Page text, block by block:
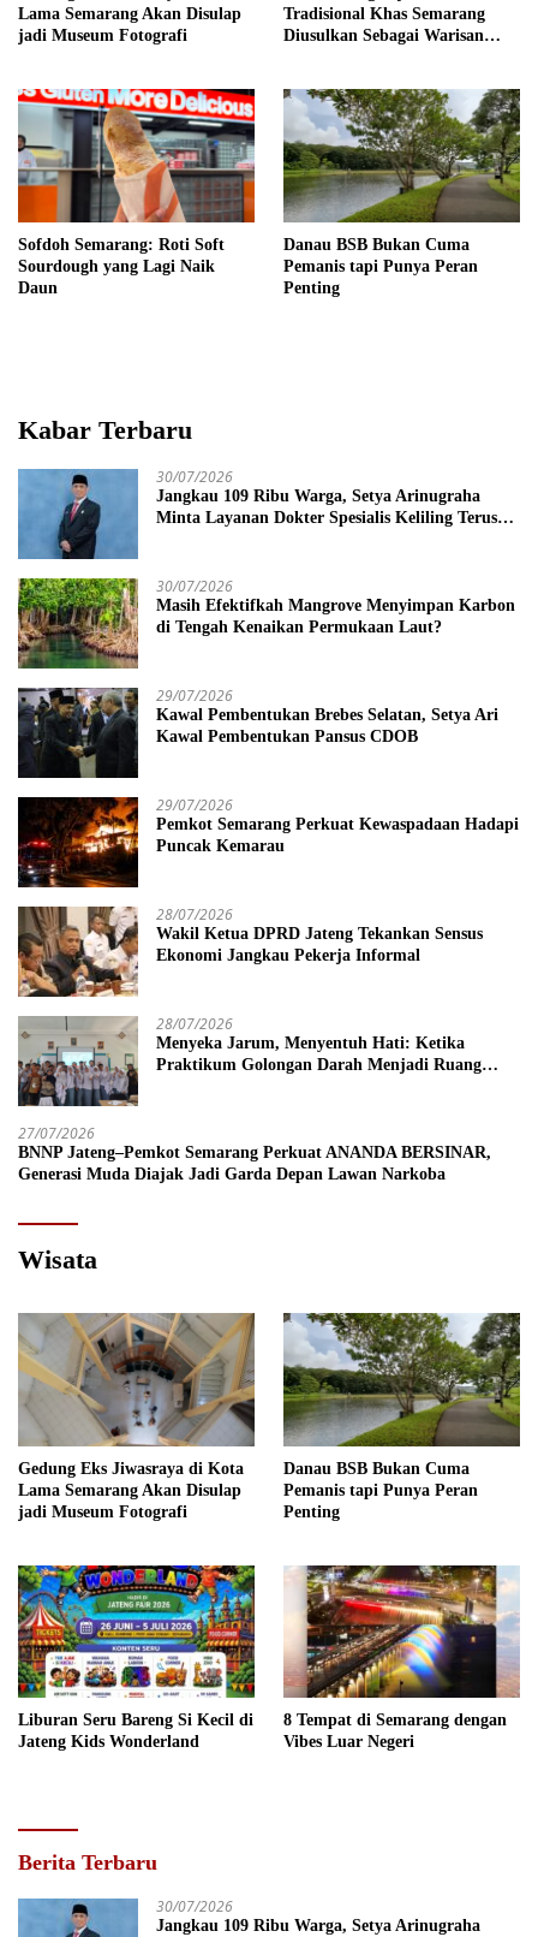
Lama Semarang Akan Disulap
jadi Museum Fotografi
Tradisional Khas Semarang
Diusulkan Sebagai Warisan
Sofdoh Semarang: Roti Soft
Sourdough yang Lagi Naik
Daun
Danau BSB Bukan Cuma
Pemanis tapi Punya Peran
Penting
Kabar Terbaru
30/07/2026
Jangkau 109 Ribu Warga, Setya Arinugraha
Minta Layanan Dokter Spesialis Keliling Terus
30/07/2026
Masih Efektifkah Mangrove Menyimpan Karbon
di Tengah Kenaikan Permukaan Laut?
29/07/2026
Kawal Pembentukan Brebes Selatan, Setya Ari
Kawal Pembentukan Pansus CDOB
29/07/2026
Pemkot Semarang Perkuat Kewaspadaan Hadapi
Puncak Kemarau
28/07/2026
Wakil Ketua DPRD Jateng Tekankan Sensus
Ekonomi Jangkau Pekerja Informal
28/07/2026
Menyeka Jarum, Menyentuh Hati: Ketika
Praktikum Golongan Darah Menjadi Ruang
27/07/2026
BNNP Jateng–Pemkot Semarang Perkuat ANANDA BERSINAR,
Generasi Muda Diajak Jadi Garda Depan Lawan Narkoba
Wisata
Gedung Eks Jiwasraya di Kota
Lama Semarang Akan Disulap
jadi Museum Fotografi
Danau BSB Bukan Cuma
Pemanis tapi Punya Peran
Penting
Liburan Seru Bareng Si Kecil di
Jateng Kids Wonderland
8 Tempat di Semarang dengan
Vibes Luar Negeri
Berita Terbaru
30/07/2026
Jangkau 109 Ribu Warga, Setya Arinugraha